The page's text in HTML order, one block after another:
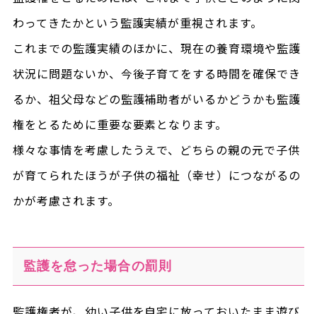
わってきたかという監護実績が重視されます。
これまでの監護実績のほかに、現在の養育環境や監護
状況に問題ないか、今後子育てをする時間を確保でき
るか、祖父母などの監護補助者がいるかどうかも監護
権をとるために重要な要素となります。
様々な事情を考慮したうえで、どちらの親の元で子供
が育てられたほうが子供の福祉（幸せ）につながるの
かが考慮されます。
監護を怠った場合の罰則